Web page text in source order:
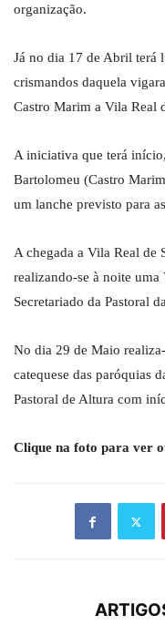
organização.
Já no dia 17 de Abril terá
crismandos daquela
Castro Marim a Vila Real
A iniciativa que terá
Bartolomeu (Castro
um lanche previsto para
A chegada a Vila Real de
realizando-se à noite
Secretariado da Pastoral
No dia 29 de Maio realiza-
catequese das paróquias
Pastoral de Altura com
Clique na foto para ver